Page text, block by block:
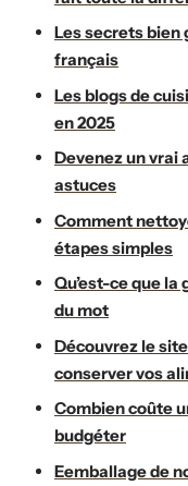
Les secrets bien
français
Les blogs de
en 2025
Devenez un vrai
astuces
Comment
étapes simples
Qu’est-ce que
du mot
Découvrez le
conserver vos
Combien coûte
budgéter
Eemballage de